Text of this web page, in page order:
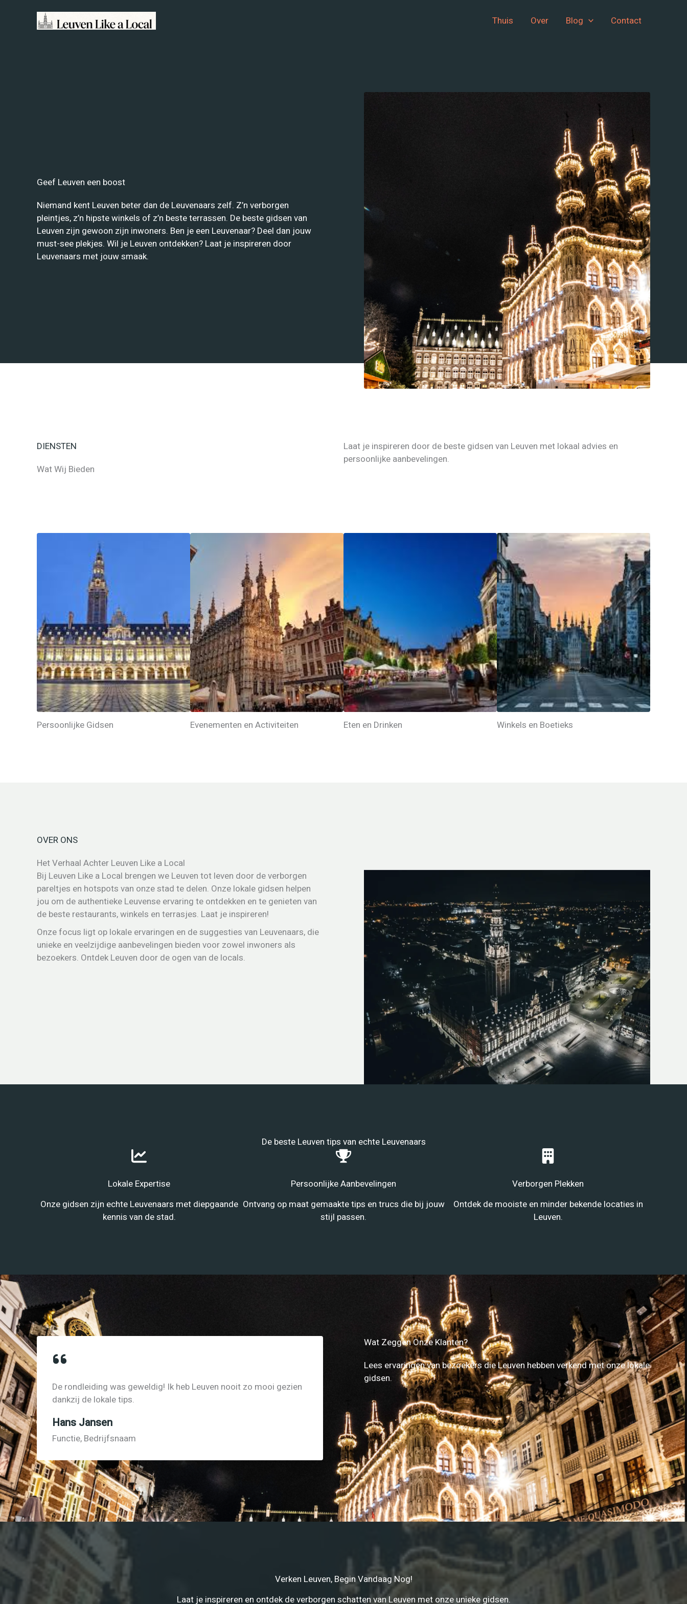
Thuis Over Blog Contact
Geef Leuven een boost
Niemand kent Leuven beter dan de Leuvenaars zelf. Z’n verborgen
pleintjes, z’n hipste winkels of z’n beste terrassen. De beste gidsen van
Leuven zijn gewoon zijn inwoners. Ben je een Leuvenaar? Deel dan jouw
must-see plekjes. Wil je Leuven ontdekken? Laat je inspireren door
Leuvenaars met jouw smaak.
DIENSTEN
Wat Wij Bieden
Laat je inspireren door de beste gidsen van Leuven met lokaal advies en
persoonlijke aanbevelingen.
Persoonlijke Gidsen Evenementen en Activiteiten Eten en Drinken Winkels en Boetieks
OVER ONS
Het Verhaal Achter Leuven Like a Local
Bij Leuven Like a Local brengen we Leuven tot leven door de verborgen
pareltjes en hotspots van onze stad te delen. Onze lokale gidsen helpen
jou om de authentieke Leuvense ervaring te ontdekken en te genieten van
de beste restaurants, winkels en terrasjes. Laat je inspireren!
Onze focus ligt op lokale ervaringen en de suggesties van Leuvenaars, die
unieke en veelzijdige aanbevelingen bieden voor zowel inwoners als
bezoekers. Ontdek Leuven door de ogen van de locals.
De beste Leuven tips van echte Leuvenaars
Lokale Expertise
Onze gidsen zijn echte Leuvenaars met diepgaande
kennis van de stad.
Persoonlijke Aanbevelingen
Ontvang op maat gemaakte tips en trucs die bij jouw
stijl passen.
Verborgen Plekken
Ontdek de mooiste en minder bekende locaties in
Leuven.
De rondleiding was geweldig! Ik heb Leuven nooit zo mooi gezien
dankzij de lokale tips.
Hans Jansen
Functie, Bedrijfsnaam
Wat Zeggen Onze Klanten?
Lees ervaringen van bezoekers die Leuven hebben verkend met onze lokale
gidsen.
Verken Leuven, Begin Vandaag Nog!
Laat je inspireren en ontdek de verborgen schatten van Leuven met onze unieke gidsen.